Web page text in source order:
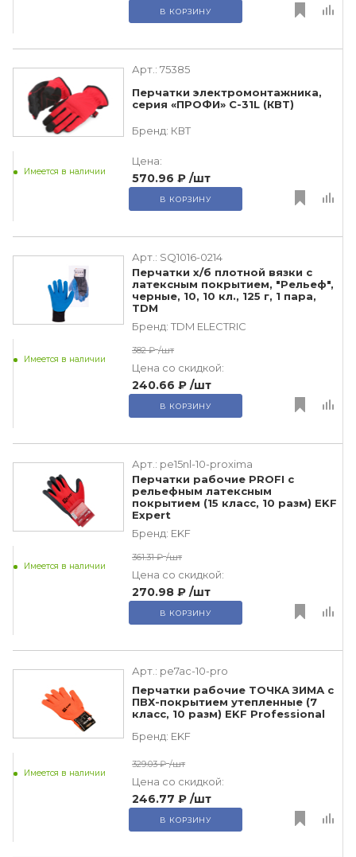
В КОРЗИНУ
Арт.: 75385
Перчатки электромонтажника,
серия «ПРОФИ» С-31L (КВТ)
Бренд: КВТ
Имеется в наличии
Цена:
570.96 ₽ /шт
В КОРЗИНУ
Арт.: SQ1016-0214
Перчатки х/б плотной вязки с
латексным покрытием, "Рельеф",
черные, 10, 10 кл., 125 г, 1 пара,
TDM
Бренд: TDM ЕLECTRIC
Имеется в наличии
382 ₽ /шт
Цена со скидкой:
240.66 ₽ /шт
В КОРЗИНУ
Арт.: pe15nl-10-proxima
Перчатки рабочие PROFI с
рельефным латексным
покрытием (15 класс, 10 разм) EKF
Expert
Бренд: EKF
Имеется в наличии
361.31 ₽ /шт
Цена со скидкой:
270.98 ₽ /шт
В КОРЗИНУ
Арт.: pe7ac-10-pro
Перчатки рабочие ТОЧКА ЗИМА с
ПВХ-покрытием утепленные (7
класс, 10 разм) EKF Professional
Бренд: EKF
Имеется в наличии
329.03 ₽ /шт
Цена со скидкой:
246.77 ₽ /шт
В КОРЗИНУ